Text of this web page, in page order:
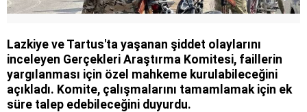
Lazkiye ve Tartus'ta yaşanan şiddet olaylarını
inceleyen Gerçekleri Araştırma Komitesi, faillerin
yargılanması için özel mahkeme kurulabileceğini
açıkladı. Komite, çalışmalarını tamamlamak için ek
süre talep edebileceğini duyurdu.